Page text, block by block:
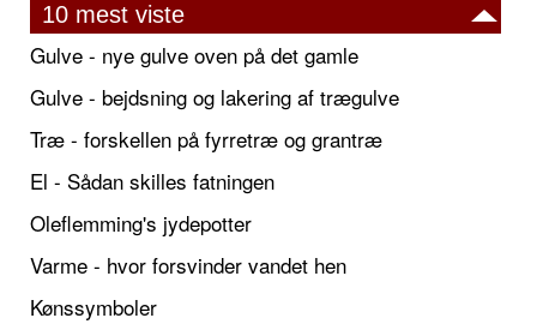
10 mest viste
Gulve - nye gulve oven på det gamle
Gulve - bejdsning og lakering af trægulve
Træ - forskellen på fyrretræ og grantræ
El - Sådan skilles fatningen
Oleflemming's jydepotter
Varme - hvor forsvinder vandet hen
Kønssymboler